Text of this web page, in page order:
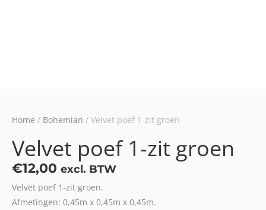
Home / Bohemian / Velvet poef 1-zit groen
Velvet poef 1-zit groen
€12,00 excl. BTW
Velvet poef 1-zit groen.
Afmetingen: 0,45m x 0,45m x 0,45m.